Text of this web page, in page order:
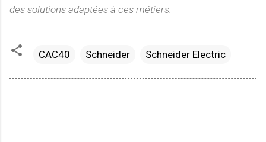
des solutions adaptées à ces métiers.
CAC40 Schneider Schneider Electric